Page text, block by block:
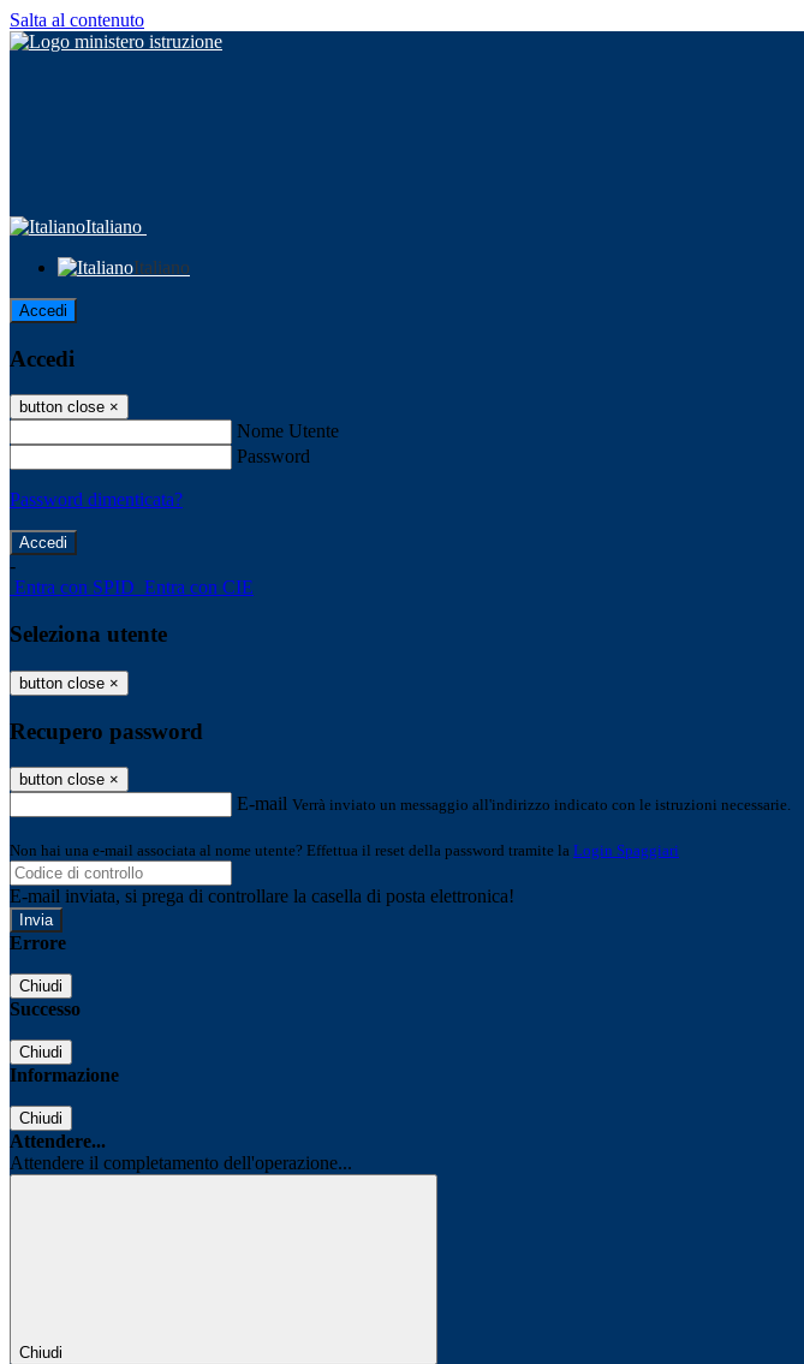
Salta al contenuto
Italiano
Italiano
Accedi
Accedi
button close ×
Nome Utente
Password
Password dimenticata?
-
Entra con SPID Entra con CIE
Seleziona utente
button close ×
Recupero password
button close ×
E-mail Verrà inviato un messaggio all'indirizzo indicato con le istruzioni necessarie.
Non hai una e-mail associata al nome utente? Effettua il reset della password tramite la Login Spaggiari
E-mail inviata, si prega di controllare la casella di posta elettronica!
Errore
Chiudi
Successo
Chiudi
Informazione
Chiudi
Attendere...
Attendere il completamento dell'operazione...
Chiudi